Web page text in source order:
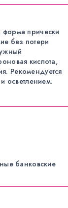
форма прически
без потери
кислота,
Рекомендуется
осветлением.
банковские